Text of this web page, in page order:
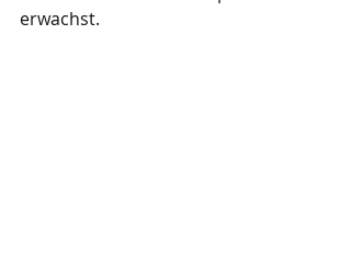
erwachst.